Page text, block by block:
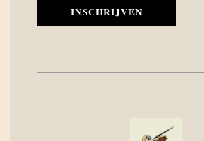
INSCHRIJVEN